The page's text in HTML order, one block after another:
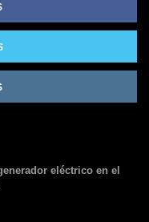
eléctrico en el